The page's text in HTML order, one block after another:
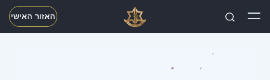
חפשו האזור האישי